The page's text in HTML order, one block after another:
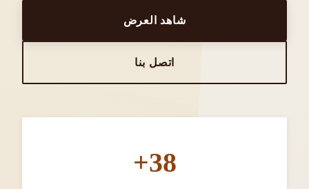
شاهد العرض
اتصل بنا
38+